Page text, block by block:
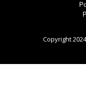
Copyright